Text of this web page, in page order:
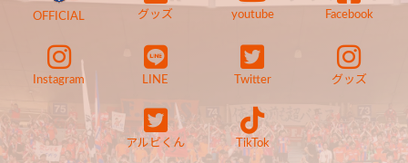
OFFICIAL グッズ youtube Facebook
Instagram LINE Twitter グッズ
アルビくん TikTok